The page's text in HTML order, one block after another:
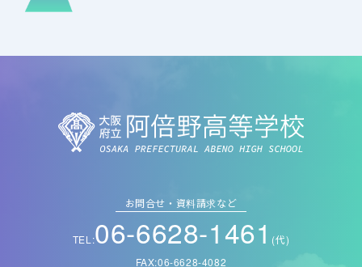
お問合せ・資料請求など
TEL:06-6628-1461 (代)
FAX:06-6628-4082